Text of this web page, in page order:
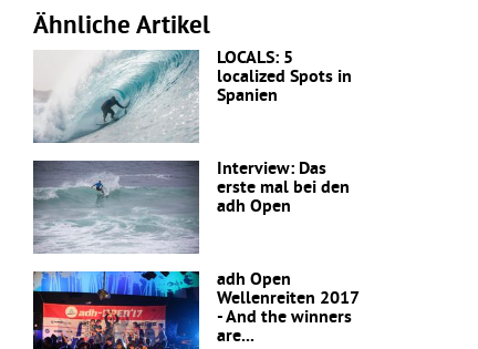
Ähnliche Artikel
LOCALS: 5
localized Spots in
Spanien
Interview: Das
erste mal bei den
adh Open
adh Open
Wellenreiten 2017
- And the winners
are...